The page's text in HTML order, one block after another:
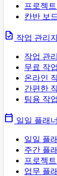
프로젝
칸반 보
task 작업 관리
작업 관
무료 작
온라인
간편한
팀용 작
calendar_today 일일 플래너
일일 플
주간 플
프로젝
업무 플